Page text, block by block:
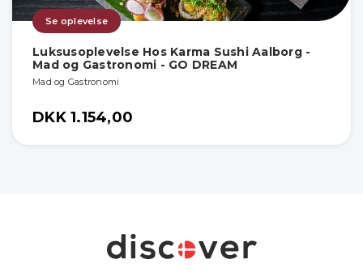
Se oplevelse
Luksusoplevelse Hos Karma Sushi Aalborg -
Mad og Gastronomi - GO DREAM
Mad og Gastronomi
DKK 1.154,00